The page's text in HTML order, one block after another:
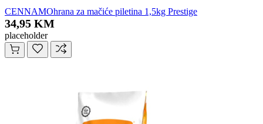
CENNAMOhrana za mačiće piletina 1,5kg Prestige
34,95 KM
placeholder